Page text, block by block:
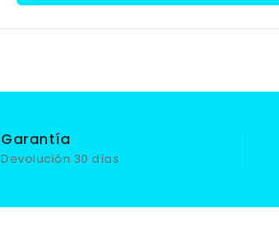
Garantía
Devolución 30 días